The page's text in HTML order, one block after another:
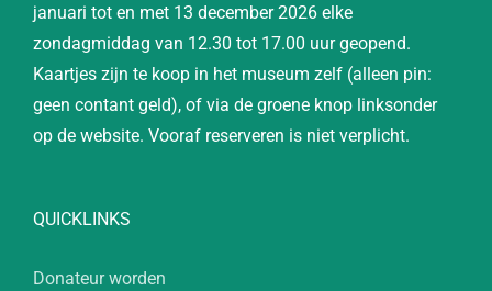
januari tot en met 13 december 2026 elke
zondagmiddag van 12.30 tot 17.00 uur geopend.
Kaartjes zijn te koop in het museum zelf (alleen pin:
geen contant geld), of via de groene knop linksonder
op de website. Vooraf reserveren is niet verplicht.
QUICKLINKS
Donateur worden